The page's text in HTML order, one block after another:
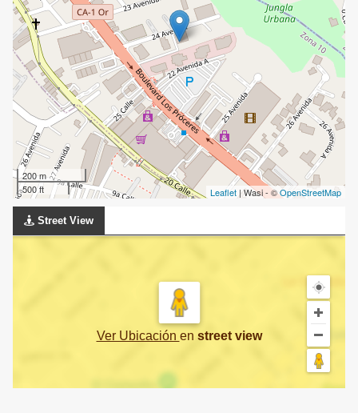
200 m
500 ft
Leaflet | Wasi - ©OpenStreetMap
Street View
Ver Ubicación en street view